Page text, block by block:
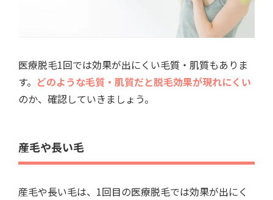
医療脱毛1回では効果が出にくい毛質・肌質もありま
す。 どのような毛質・肌質だと脱毛効果が現れにくい
のか、確認していきましょう。
産毛や長い毛
産毛や長い毛は、1回目の医療脱毛では効果が出にく